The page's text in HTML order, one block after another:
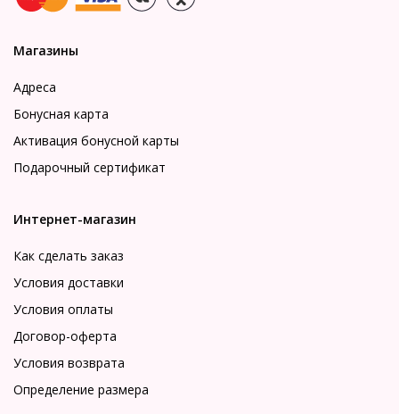
Магазины
Адреса
Бонусная карта
Активация бонусной карты
Подарочный сертификат
Интернет-магазин
Как сделать заказ
Условия доставки
Условия оплаты
Договор-оферта
Условия возврата
Определение размера